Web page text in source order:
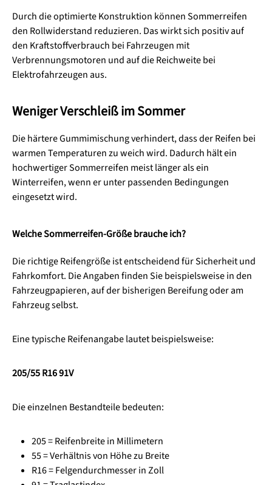
Durch die optimierte Konstruktion können Sommerreifen
den Rollwiderstand reduzieren. Das wirkt sich positiv auf
den Kraftstoffverbrauch bei Fahrzeugen mit
Verbrennungsmotoren und auf die Reichweite bei
Elektrofahrzeugen aus.
Weniger Verschleiß im Sommer
Die härtere Gummimischung verhindert, dass der Reifen bei
warmen Temperaturen zu weich wird. Dadurch hält ein
hochwertiger Sommerreifen meist länger als ein
Winterreifen, wenn er unter passenden Bedingungen
eingesetzt wird.
Welche Sommerreifen-Größe brauche ich?
Die richtige Reifengröße ist entscheidend für Sicherheit und
Fahrkomfort. Die Angaben finden Sie beispielsweise in den
Fahrzeugpapieren, auf der bisherigen Bereifung oder am
Fahrzeug selbst.
Eine typische Reifenangabe lautet beispielsweise:
205/55 R16 91V
Die einzelnen Bestandteile bedeuten:
205 = Reifenbreite in Millimetern
55 = Verhältnis von Höhe zu Breite
R16 = Felgendurchmesser in Zoll